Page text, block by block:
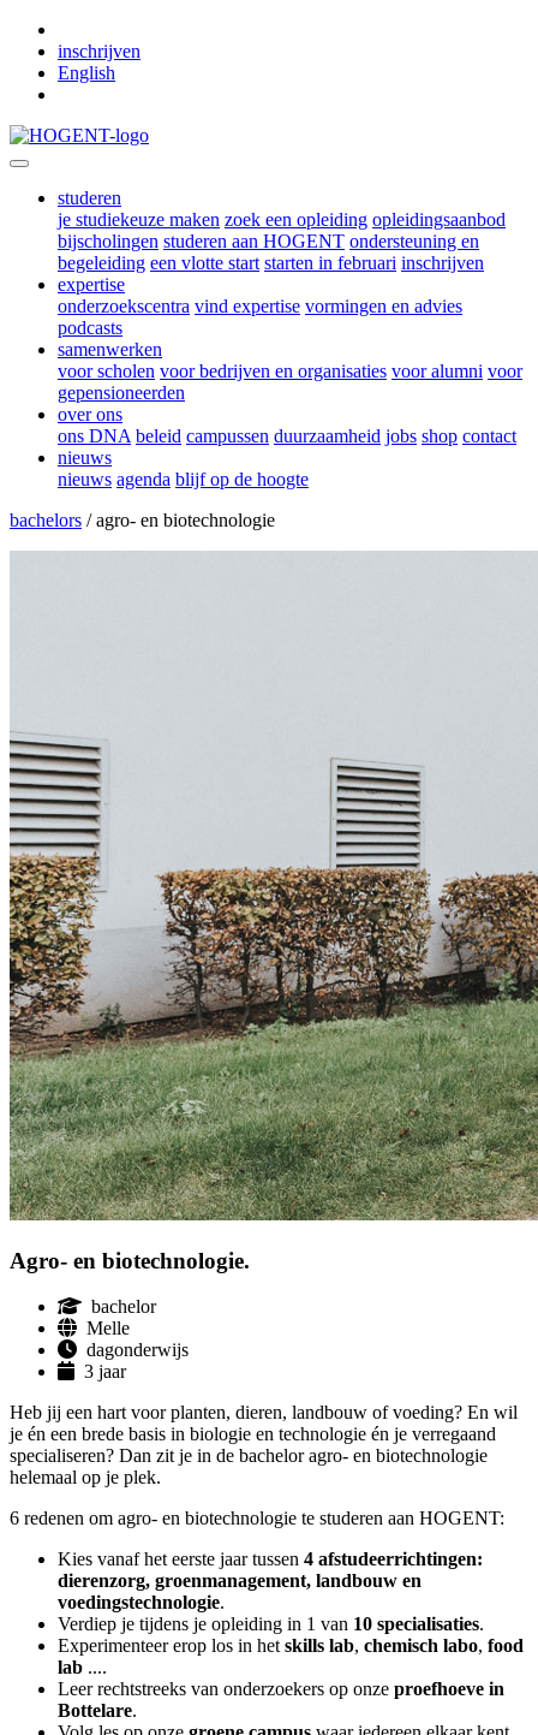
inschrijven
English
studeren
je studiekeuze maken zoek een opleiding opleidingsaanbod
bijscholingen studeren aan HOGENT ondersteuning en
begeleiding een vlotte start starten in februari inschrijven
expertise
onderzoekscentra vind expertise vormingen en advies
podcasts
samenwerken
voor scholen voor bedrijven en organisaties voor alumni voor
gepensioneerden
over ons
ons DNA beleid campussen duurzaamheid jobs shop contact
nieuws
nieuws agenda blijf op de hoogte
bachelors / agro- en biotechnologie
Agro- en bio­technologie.
bachelor
Melle
dagonderwijs
3 jaar
Heb jij een hart voor planten, dieren, landbouw of voeding? En wil
je én een brede basis in biologie en technologie én je verregaand
specialiseren? Dan zit je in de bachelor agro- en biotechnologie
helemaal op je plek.
6 redenen om agro- en biotechnologie te studeren aan HOGENT:
Kies vanaf het eerste jaar tussen 4 afstudeerrichtingen:
dierenzorg, groenmanagement, landbouw en
voedingstechnologie.
Verdiep je tijdens je opleiding in 1 van 10 specialisaties.
Experimenteer erop los in hetskills lab, chemisch labo, food
lab ....
Leer rechtstreeks van onderzoekers op onze proefhoeve in
Bottelare.